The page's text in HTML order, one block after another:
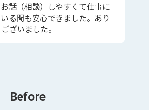
お話（相談）しやすくて仕事に
る間も安心できました。あり
ざいました。
Before